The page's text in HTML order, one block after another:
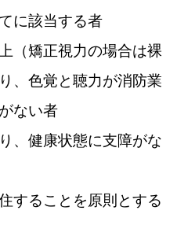
に該当する者
（矯正視力の場合は裸
、色覚と聴力が消防業
ない者
、健康状態に支障がな
することを原則とする